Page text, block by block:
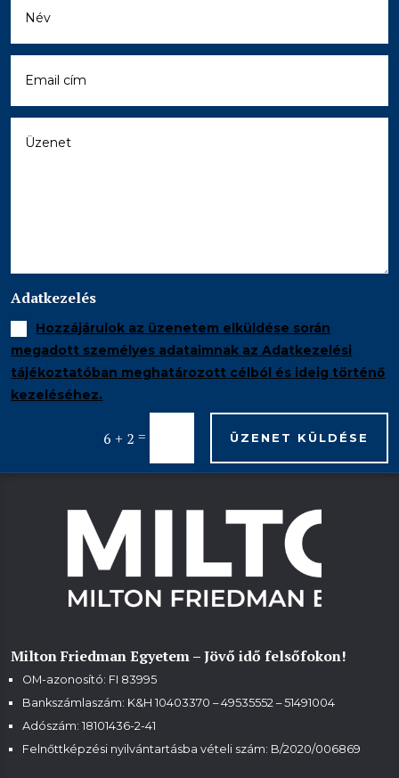
Adatkezelés
Hozzájárulok az üzenetem elküldése során
megadott személyes adataimnak az Adatkezelési
tájékoztatóban meghatározott célból és ideig történő
kezeléséhez.
6 + 2 = ÜZENET KÜLDÉSE
Milton Friedman Egyetem – Jövő idő felsőfokon!
OM-azonosító: FI 83995
Bankszámlaszám: K&H 10403370 – 49535552 – 51491004
Adószám: 18101436-2-41
Felnőttképzési nyilvántartásba vételi szám: B/2020/006869